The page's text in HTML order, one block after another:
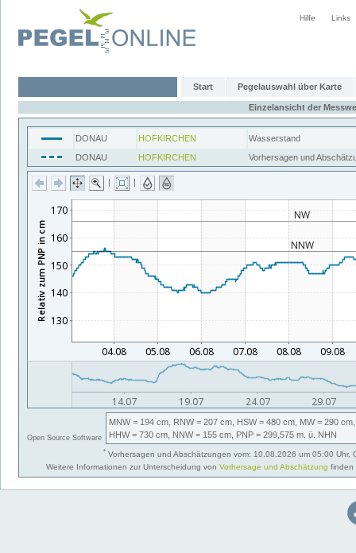
Hilfe Links
Start Pegelauswahl über Karte
Einzelansicht der
DONAU HOFKIRCHEN
Wasserstand
DONAU
HOFKIRCHEN Vorhersagen und
| |
Open Source Software
MNW= 194 cm, RNW= 207 cm, HSW= 480 cm, MW= 290 cm,
HHW= 730 cm, NNW= 155 cm, PNP = 299,575 m. ü. NHN
* Vorhersagen und Abschätzungen vom: 10.08.2026 um 05:00 Uhr,
Weitere Informationen zur Unterscheidung von Vorhersage und Abschätzung finden